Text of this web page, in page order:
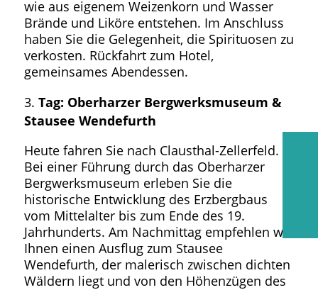
wie aus eigenem Weizenkorn und Wasser
Brände und Liköre entstehen. Im Anschluss
haben Sie die Gelegenheit, die Spirituosen zu
verkosten. Rückfahrt zum Hotel,
gemeinsames Abendessen.
Tag: Oberharzer Bergwerksmuseum &
Stausee Wendefurth
Heute fahren Sie nach Clausthal-Zellerfeld.
Bei einer Führung durch das Oberharzer
Bergwerksmuseum erleben Sie die
historische Entwicklung des Erzbergbaus
vom Mittelalter bis zum Ende des 19.
Jahrhunderts. Am Nachmittag empfehlen wir
Ihnen einen Ausflug zum Stausee
Wendefurth, der malerisch zwischen dichten
Wäldern liegt und von den Höhenzügen des